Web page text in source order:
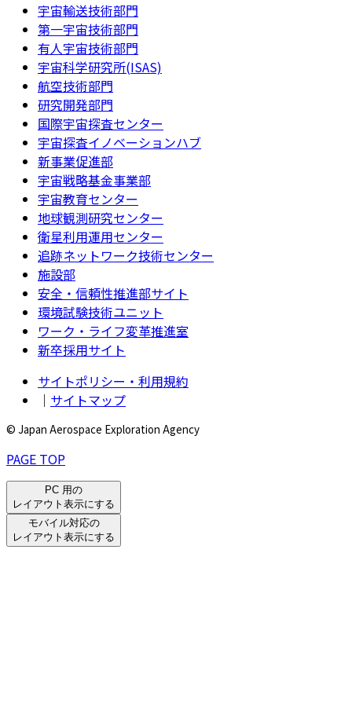
宇宙輸送技術部門
第一宇宙技術部門
有人宇宙技術部門
宇宙科学研究所(ISAS)
航空技術部門
研究開発部門
国際宇宙探査センター
宇宙探査イノベーションハブ
新事業促進部
宇宙戦略基金事業部
宇宙教育センター
地球観測研究センター
衛星利用運用センター
追跡ネットワーク技術センター
施設部
安全・信頼性推進部サイト
環境試験技術ユニット
ワーク・ライフ変革推進室
新卒採用サイト
サイトポリシー・利用規約
｜ サイトマップ
© Japan Aerospace Exploration Agency
PAGE TOP
PC 用の
レイアウト表示にする
モバイル対応の
レイアウト表示にする